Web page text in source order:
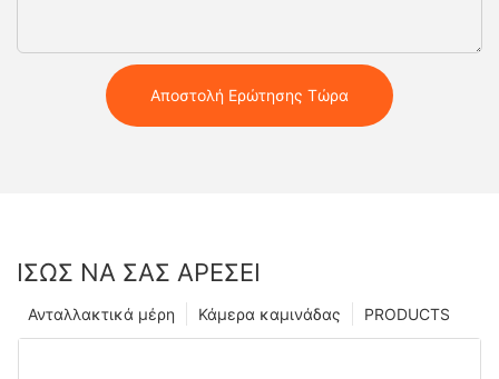
Αποστολή Ερώτησης Τώρα
ΊΣΩΣ ΝΑ ΣΑΣ ΑΡΈΣΕΙ
PRODUCTS
Κάμερα καμινάδας
Ανταλλακτικά μέρη